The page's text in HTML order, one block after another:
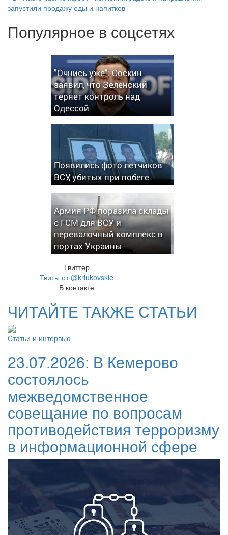
запустили продажу еды и напитков
Популярное в соцсетях
"Очнись уже": Соскин
заявил, что Зеленский
теряет контроль над
Одессой
Появились фото летчиков
ВСУ, убитых при побеге
Армия РФ поразила склады
с ГСМ для ВСУ и
перевалочный комплекс в
портах Украины
Твиттер
Твиты от @kriukovskie
В контакте
ЧИТАЙТЕ ТАКЖЕ СТАТЬИ
Статьи и интервью
23.07.2026: В Кемерово
состоялось
межведомственное
совещание по вопросам
противодействия терроризму
в информационной сфере